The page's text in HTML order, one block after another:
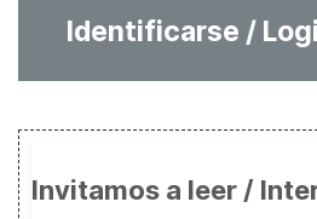
Identificarse /
Invitamos a leer /